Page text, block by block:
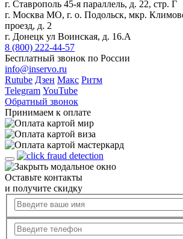
г. Ставрополь 45-я параллель, д. 22, стр. Г
г. Москва МО, г. о. Подольск, мкр.
проезд, д. 2
г. Донецк ул Воинская, д. 16.А
8 (800) 222-44-57
Бесплатный звонок по России
info@inservo.ru
Rutube Дзен Макс Ритм
Telegram YouTube
Обратный звонок
Принимаем к оплате
Оставьте контакты
и получите скидку